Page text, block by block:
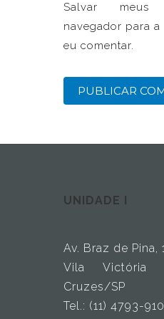
Salvar meus
navegador para
eu comentar.
UNIDADE I
Av. Braz de Pina,
Vila
Cruzes/SP
Tel.: (11) 4793-